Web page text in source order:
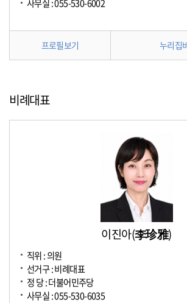
사무실 : 055-530-6002
프로필보기 누리집
비례대표
이진아(李珍雅)
직위 : 의원
선거구 : 비례대표
정 당 : 더불어민주당
사무실 : 055-530-6035